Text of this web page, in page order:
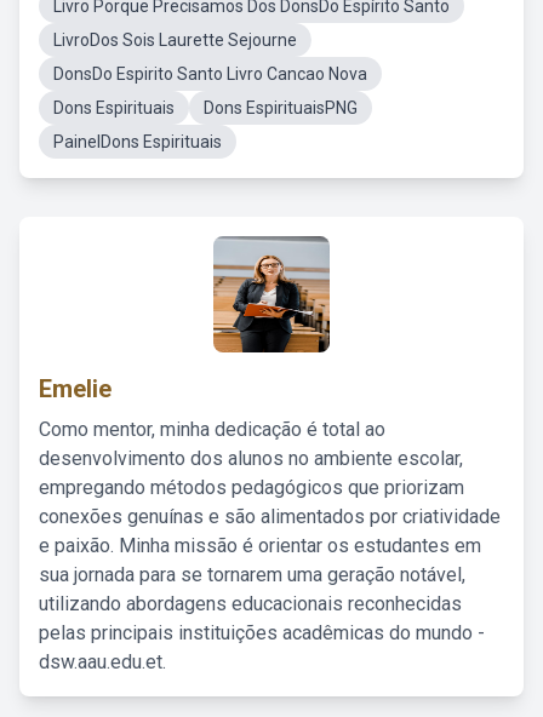
Livro Porque Precisamos Dos DonsDo Espírito Santo
LivroDos Sois Laurette Sejourne
DonsDo Espirito Santo Livro Cancao Nova
Dons Espirituais
Dons EspirituaisPNG
PainelDons Espirituais
Emelie
Como mentor, minha dedicação é total ao
desenvolvimento dos alunos no ambiente escolar,
empregando métodos pedagógicos que priorizam
conexões genuínas e são alimentados por criatividade
e paixão. Minha missão é orientar os estudantes em
sua jornada para se tornarem uma geração notável,
utilizando abordagens educacionais reconhecidas
pelas principais instituições acadêmicas do mundo -
dsw.aau.edu.et.